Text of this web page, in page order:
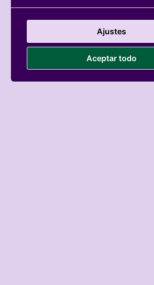
Ajustes
Aceptar todo